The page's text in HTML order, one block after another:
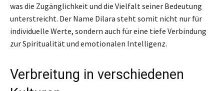
was die Zugänglichkeit und die Vielfalt seiner Bedeutung
unterstreicht. Der Name Dilara steht somit nicht nur für
individuelle Werte, sondern auch für eine tiefe Verbindung
zur Spiritualität und emotionalen Intelligenz.
Verbreitung in verschiedenen